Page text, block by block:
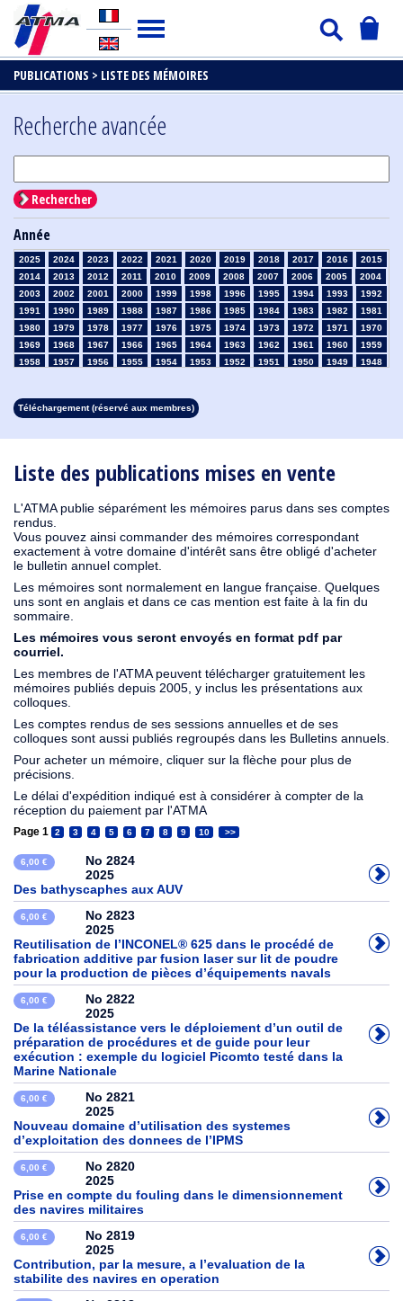
PUBLICATIONS > LISTE DES MÉMOIRES
Liste des publications mises en vente
L'ATMA publie séparément les mémoires parus dans ses comptes
rendus.
Vous pouvez ainsi commander des mémoires correspondant
exactement à votre domaine d'intérêt sans être obligé d'acheter
le bulletin annuel complet.
Les mémoires sont normalement en langue française. Quelques
uns sont en anglais et dans ce cas mention est faite à la fin du
sommaire.
Les mémoires vous seront envoyés en format pdf par
courriel.
Les membres de l'ATMA peuvent télécharger gratuitement les
mémoires publiés depuis 2005, y inclus les présentations aux
colloques.
Les comptes rendus de ses sessions annuelles et de ses
colloques sont aussi publiés regroupés dans les Bulletins annuels.
Pour acheter un mémoire, cliquer sur la flèche pour plus de
précisions.
Le délai d'expédition indiqué est à considérer à compter de la
réception du paiement par l'ATMA
Page 1 2 3 4 5 6 7 8 9 10 >>
6,00 €
No 2824
2025
Des bathyscaphes aux AUV
6,00 €
No 2823
2025
Reutilisation de l’INCONEL® 625 dans le procédé de
fabrication additive par fusion laser sur lit de poudre
pour la production de pièces d’équipements navals
6,00 €
No 2822
2025
De la téléassistance vers le déploiement d’un outil de
préparation de procédures et de guide pour leur
exécution : exemple du logiciel Picomto testé dans la
Marine Nationale
6,00 €
No 2821
2025
Nouveau domaine d’utilisation des systemes
d’exploitation des donnees de l’IPMS
6,00 €
No 2820
2025
Prise en compte du fouling dans le dimensionnement
des navires militaires
6,00 €
No 2819
2025
Contribution, par la mesure, a l’evaluation de la
stabilite des navires en operation
Recherche avancée
Rechercher
Année
2025 2024 2023 2022 2021 2020 2019 2018 2017 2016
2015
2014
2013 2012 2011 2010 2009 2008 2007 2006 2005
2004
2003
2002 2001 2000 1999 1998 1996 1995 1994 1993
1992
1991
1990 1989 1988 1987 1986 1985 1984 1983 1982
1981
1980
1979 1978 1977 1976 1975 1974 1973 1972 1971
1970
1969
1968 1967 1966 1965 1964 1963 1962 1961 1960
1959
1958
1957 1956 1955 1954 1953 1952 1951 1950 1949
1948
1913
1912 1911 1910 1909 1908
Téléchargement (réservé aux membres)